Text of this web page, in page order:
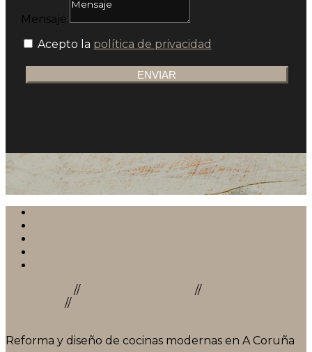
Mensaje
Acepto la política de privacidad
ENVIAR
// //
//
Reforma y diseño de cocinas modernas en A Coruña